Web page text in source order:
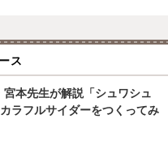
ス
宮本先生が解説「シュワシュ
ラフルサイダーをつくってみ